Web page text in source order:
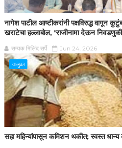
नागेश पाटील आष्टीकरांनी पक्षविरुद्ध वागून
खराटेचा हल्लाबोल, 'राजीनामा देऊन
सम्यक मिलिंद सर्पे Jun 24, 2026
तालुका
सहा महिन्यांपासून कमिशन थकीत; स्वस्त धान्य